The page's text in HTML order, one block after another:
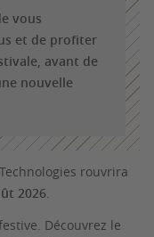
vous
et de profiter
avant de
nouvelle
rouvrira
2026.
Découvrez le